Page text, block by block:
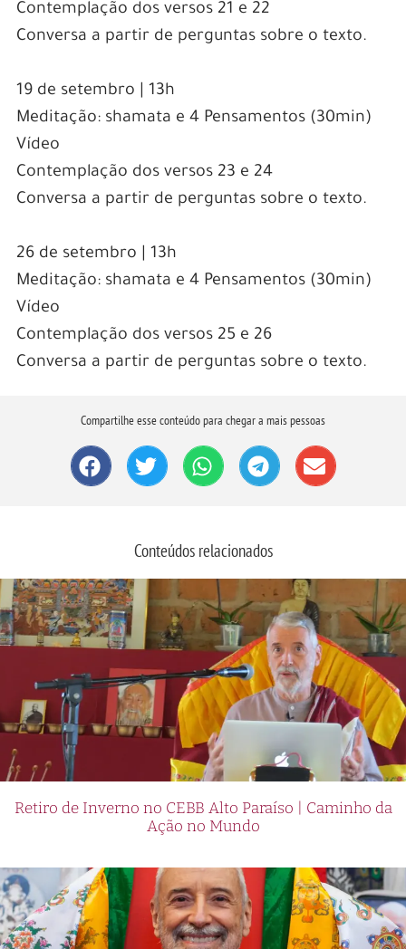
Contemplação dos versos 21 e 22
Conversa a partir de perguntas sobre o texto.
19 de setembro | 13h
Meditação: shamata e 4 Pensamentos (30min)
Vídeo
Contemplação dos versos 23 e 24
Conversa a partir de perguntas sobre o texto.
26 de setembro | 13h
Meditação: shamata e 4 Pensamentos (30min)
Vídeo
Contemplação dos versos 25 e 26
Conversa a partir de perguntas sobre o texto.
Compartilhe esse conteúdo para chegar a mais pessoas
Conteúdos relacionados
Retiro de Inverno no CEBB Alto Paraíso | Caminho da
Ação no Mundo